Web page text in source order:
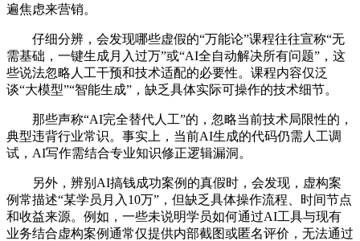
遍焦虑来营销。
仔细分辨，会发现哪些虚假的“万能论”课程往往宣称“无
需基础，一键生成月入过万”或“AI全自动解决所有问题”，这
些说法忽略人工干预和技术适配的必要性。课程内容仅泛
谈“大模型”“智能生成”，缺乏具体实际可操作的技术细节。
那些声称“AI完全替代人工”的，忽略当前技术局限性的，
典型违背行业常识。事实上，当前AI生成的代码仍需人工调
试，AI写作需结合专业知识修正逻辑漏洞。
另外，辨别AI搞钱成功案例的真假时，会发现，虚构案
例常描述“某学员月入10万”，但缺乏具体操作流程、时间节点
和收益来源。例如，一些未说明学员如何通过AI工具与现有
业务结合虚构案例通常仅提供内部截图或匿名评价，无法通过